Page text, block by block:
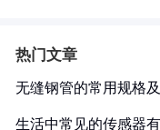
热门文章
无缝钢管的常用规格
生活中常见的传感器